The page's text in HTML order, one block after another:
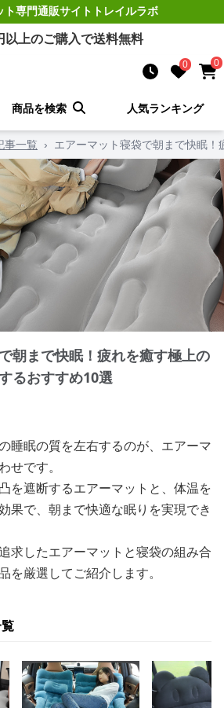
ト専門通販サイト トレイルラボ
以上のご購入で送料無料
0 0
商品を検索 人気ランキング
事一覧 › エアーマット寝袋で朝まで快眠
朝まで快眠！疲れを癒す極上の
るおすすめ10選
睡眠の質を左右するのが、エアーマ
せです。
を遮断するエアーマットと、体温を
果で、朝まで快適な眠りを実現でき
求したエアーマットと寝袋の組み合
を厳選してご紹介します。